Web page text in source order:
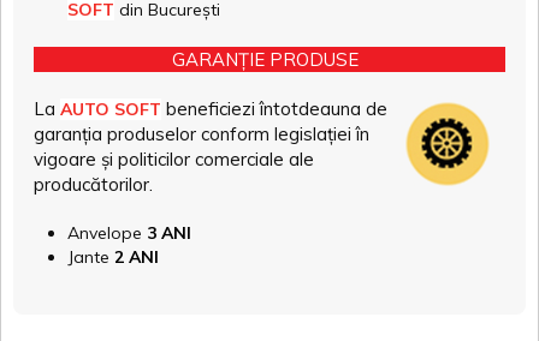
SOFT din București
GARANȚIE PRODUSE
La AUTO SOFT beneficiezi întotdeauna de
garanția produselor conform legislației în
vigoare și politicilor comerciale ale
producătorilor.
Anvelope 3 ANI
Jante 2 ANI